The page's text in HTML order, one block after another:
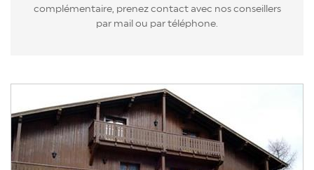
complémentaire, prenez contact avec nos conseillers
par mail ou par téléphone.